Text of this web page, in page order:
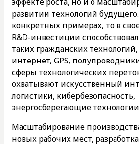
развитии технологий
конкретных примерах, то в
R&D-инвестиции
таких гражданских технологий,
интернет, GPS,
сферы технологических
охватывают искусственный
логистики, кибербезопасность,
энергосберегающие
Масштабирование
новых рабочих мест,